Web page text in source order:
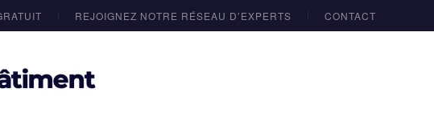
REJOIGNEZ NOTRE RÉSEAU D’EXPERTS CONTACT